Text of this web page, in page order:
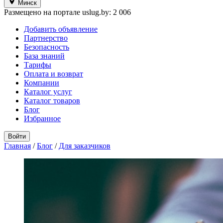
Минск
Размещено на портале uslug.by: 2 006
Добавить объявление
Партнерство
Безопасность
База знаний
Тарифы
Оплата и возврат
Компании
Каталог услуг
Каталог товаров
Блог
Избранное
Войти
Главная / Блог / Для заказчиков